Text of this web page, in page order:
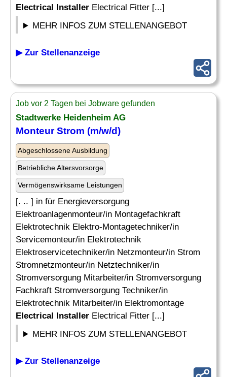
Electrical Installer Electrical Fitter [...]
MEHR INFOS ZUM STELLENANGEBOT
▶ Zur Stellenanzeige
Job vor 2 Tagen bei Jobware gefunden
Stadtwerke Heidenheim AG
Monteur Strom (m/w/d)
Abgeschlossene Ausbildung
Betriebliche Altersvorsorge
Vermögenswirksame Leistungen
[. .. ] in für Energieversorgung
Elektroanlagenmonteur/in Montagefachkraft
Elektrotechnik Elektro-Montagetechniker/in
Servicemonteur/in Elektrotechnik
Elektroservicetechniker/in Netzmonteur/in Strom
Stromnetzmonteur/in Netztechniker/in
Stromversorgung Mitarbeiter/in Stromversorgung
Fachkraft Stromversorgung Techniker/in
Elektrotechnik Mitarbeiter/in Elektromontage
Electrical Installer Electrical Fitter [...]
MEHR INFOS ZUM STELLENANGEBOT
▶ Zur Stellenanzeige